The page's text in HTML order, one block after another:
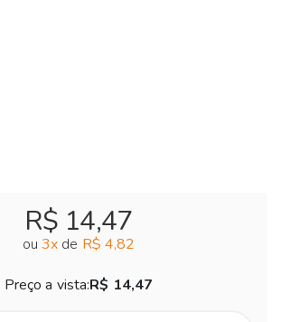
R$ 14,47
ou 3x de R$ 4,82
Preço a vista:R$ 14,47